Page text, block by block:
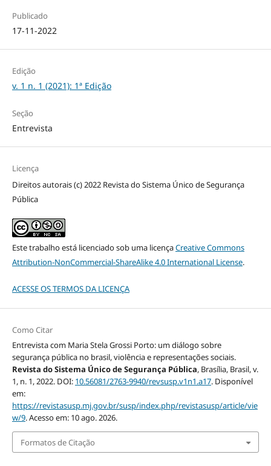
Publicado
17-11-2022
Edição
v. 1 n. 1 (2021): 1ª Edição
Seção
Entrevista
Licença
Direitos autorais (c) 2022 Revista do Sistema Único de Segurança
Pública
Este trabalho está licenciado sob uma licençaCreative Commons
Attribution-NonCommercial-ShareAlike 4.0 International License.
ACESSE OS TERMOS DA LICENÇA
Como Citar
Entrevista com Maria Stela Grossi Porto: um diálogo sobre
segurança pública no brasil, violência e representações sociais.
Revista do Sistema Único de Segurança Pública, Brasília, Brasil, v.
1, n. 1, 2022. DOI: 10.56081/2763-9940/revsusp.v1n1.a17. Disponível
em:
https://revistasusp.mj.gov.br/susp/index.php/revistasusp/article/vie
w/9. Acesso em: 10 ago. 2026.
Formatos de Citação